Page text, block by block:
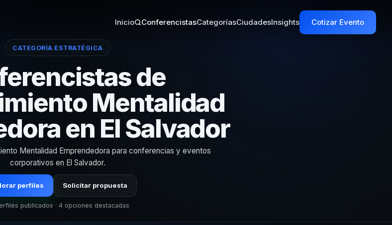
Inicio ConferencistasCategoríasCiudadesInsights Cotizar Evento
CATEGORÍA ESTRATÉGICA
de
Mentalidad
en El Salvador
Mentalidad Emprendedora para conferencias y eventos
corporativos en El Salvador.
perfiles Solicitar propuesta
publicados · 4 opciones destacadas